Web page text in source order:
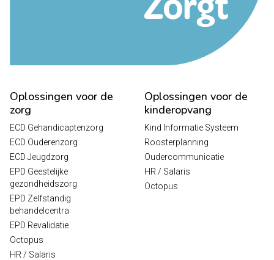
Oplossingen voor de
zorg
ECD Gehandicaptenzorg
ECD Ouderenzorg
ECD Jeugdzorg
EPD Geestelijke
gezondheidszorg
EPD Zelfstandig
behandelcentra
EPD Revalidatie
Octopus
HR / Salaris
Oplossingen voor de
kinderopvang
Kind Informatie Systeem
Roosterplanning
Oudercommunicatie
HR / Salaris
Octopus